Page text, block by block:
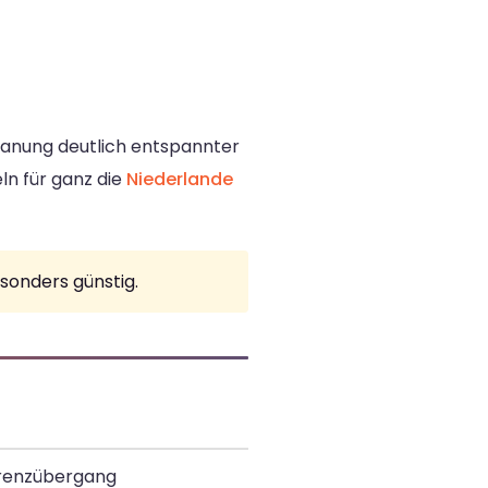
deutlich entspannter
für ganz die Niederlande
günstig.